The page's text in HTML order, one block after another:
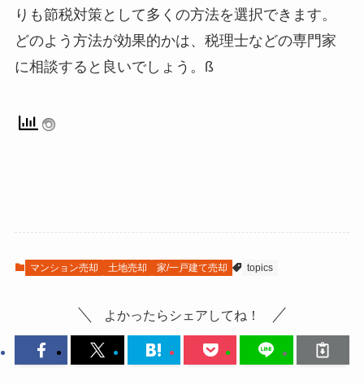
りも節税対策として多くの方法を選択できます。
どのよう方法が効果的かは、税理士などの専門家
に相談すると良いでしょう。ß
マンション売却 土地売却 家/一戸建て売却 topics
よかったらシェアしてね！